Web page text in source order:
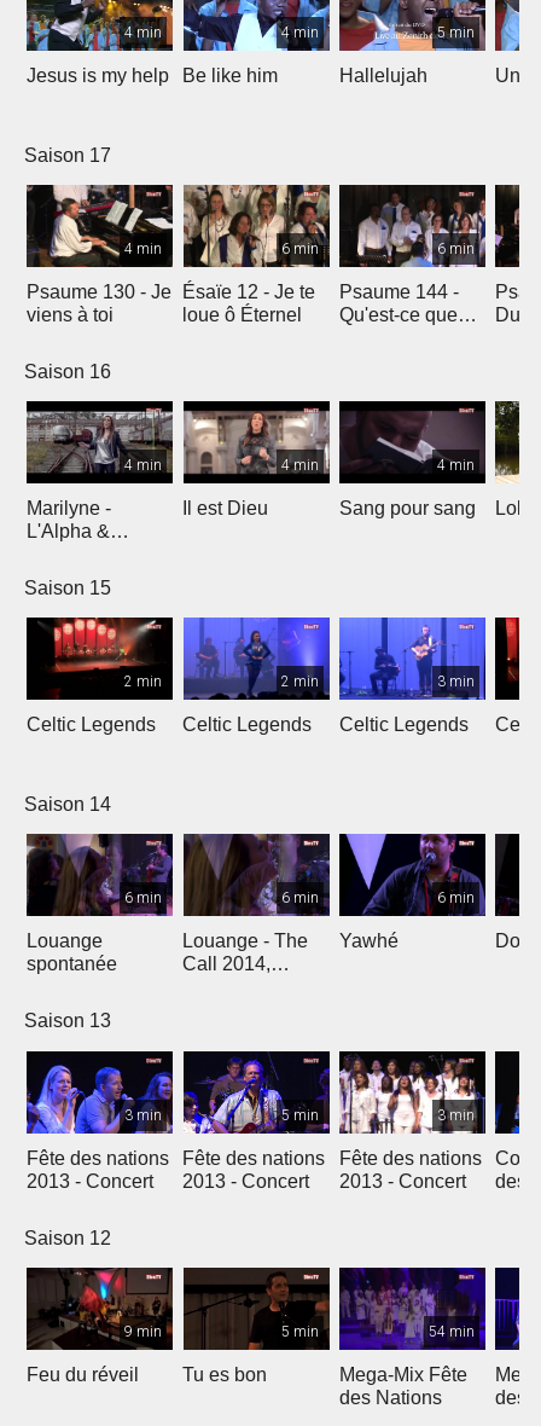
4 min
Jesus is my help
4 min
Be like him
5 min
Hallelujah Un
Saison 17
4 min
Psaume 130 - Je
viens à toi
6 min
Ésaïe 12 - Je te
loue ô Éternel
6 min
Psaume 144 -
Qu'est-ce que
Du
Saison 16
4 min
Marilyne -
L'Alpha &
4 min
Il est Dieu
4 min
Sang pour sang Lola
Saison 15
2 min
Celtic Legends
2 min
Celtic Legends
3 min
Celtic Legends
Saison 14
6 min
Louange
spontanée
6 min
Louange - The
Call 2014,
6 min
Yawhé
Saison 13
3 min
Fête des nations
2013 - Concert
5 min
Fête des nations
2013 - Concert
3 min
Fête des nations
2013 - Concert
des
Saison 12
9 min
Feu du réveil
5 min
Tu es bon
54 min
Mega-Mix Fête
des Nations
des